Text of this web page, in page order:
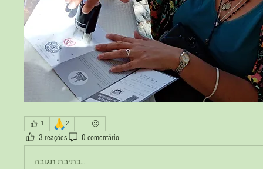
1 🙏2
3 reações 0 comentário
כתיבת תגובה...